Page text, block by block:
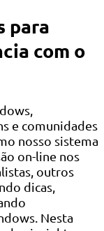
para
com o
e comunidades
nosso sistema
on-line nos
outros
dicas,
Nesta